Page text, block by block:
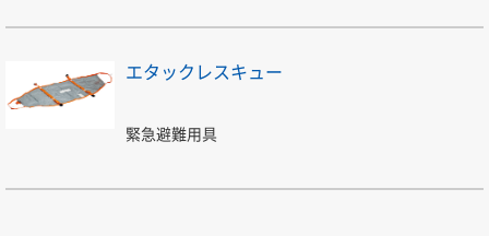
エタックレスキュー
緊急避難用具